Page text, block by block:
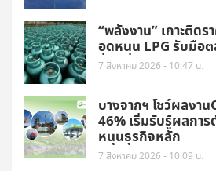
“พลังงาน” เกาะติดร
อุดหนุน LPG รับมือ
7 สิงหาคม 2026 - 10:47 น.
บางจากฯ โชว์ผลงา
46% เริ่มรับรู้ผลการ
หนุนธุรกิจหลัก
7 สิงหาคม 2026 - 10:09 น.